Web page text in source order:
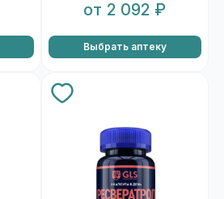
от 2 092 ₽
Выбрать аптеку